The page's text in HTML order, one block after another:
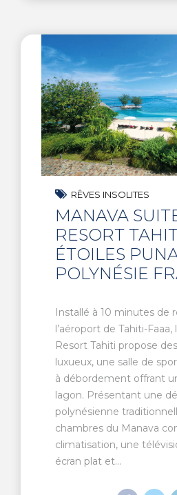
RÊVES INSOLITES
MANAVA
RESORT
ÉTOILES
POLYNÉSIE
Installé à 10 minutes de
l’aéroport de Tahiti-
Resort Tahiti propose
luxueux, une salle de
à débordement offrant
lagon. Présentant une
polynésienne
chambres du Manava
climatisation, une
écran plat et...